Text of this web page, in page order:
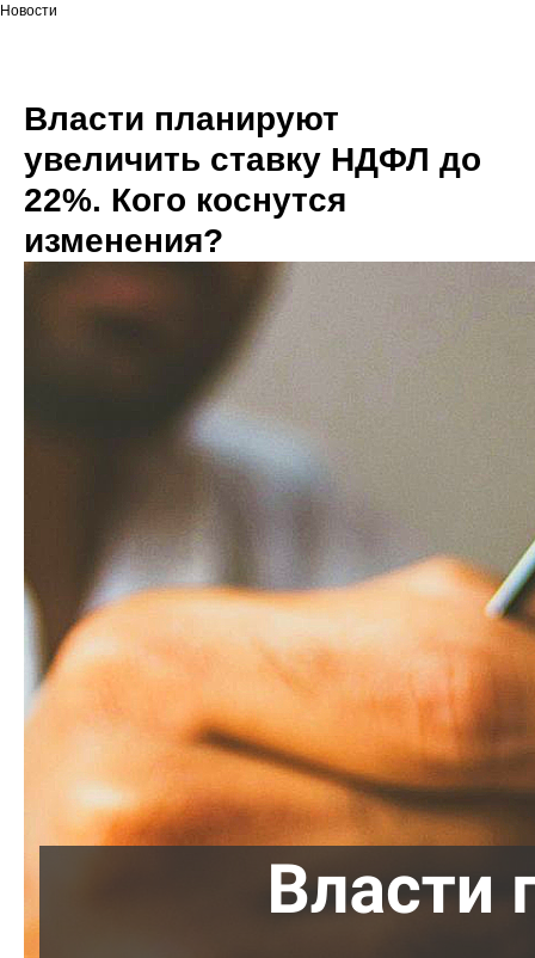
Новости
Власти планируют
увеличить ставку НДФЛ до
22%. Кого коснутся
изменения?